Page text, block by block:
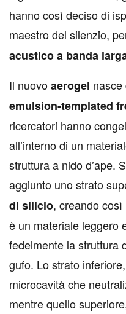
hanno così deciso di
maestro del silenzio,
acustico a banda
Il nuovoaerogel
emulsion-templated
ricercatori hanno
all’interno di un
struttura a nido d’ape.
aggiunto uno strato
di silicio, creando
è un materiale leggero
fedelmente la struttura
gufo. Lo strato
microcavità che
mentre quello